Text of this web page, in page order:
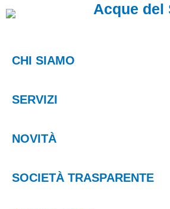
Acque del
CHI SIAMO
SERVIZI
NOVITÀ
SOCIETÀ TRASPARENTE